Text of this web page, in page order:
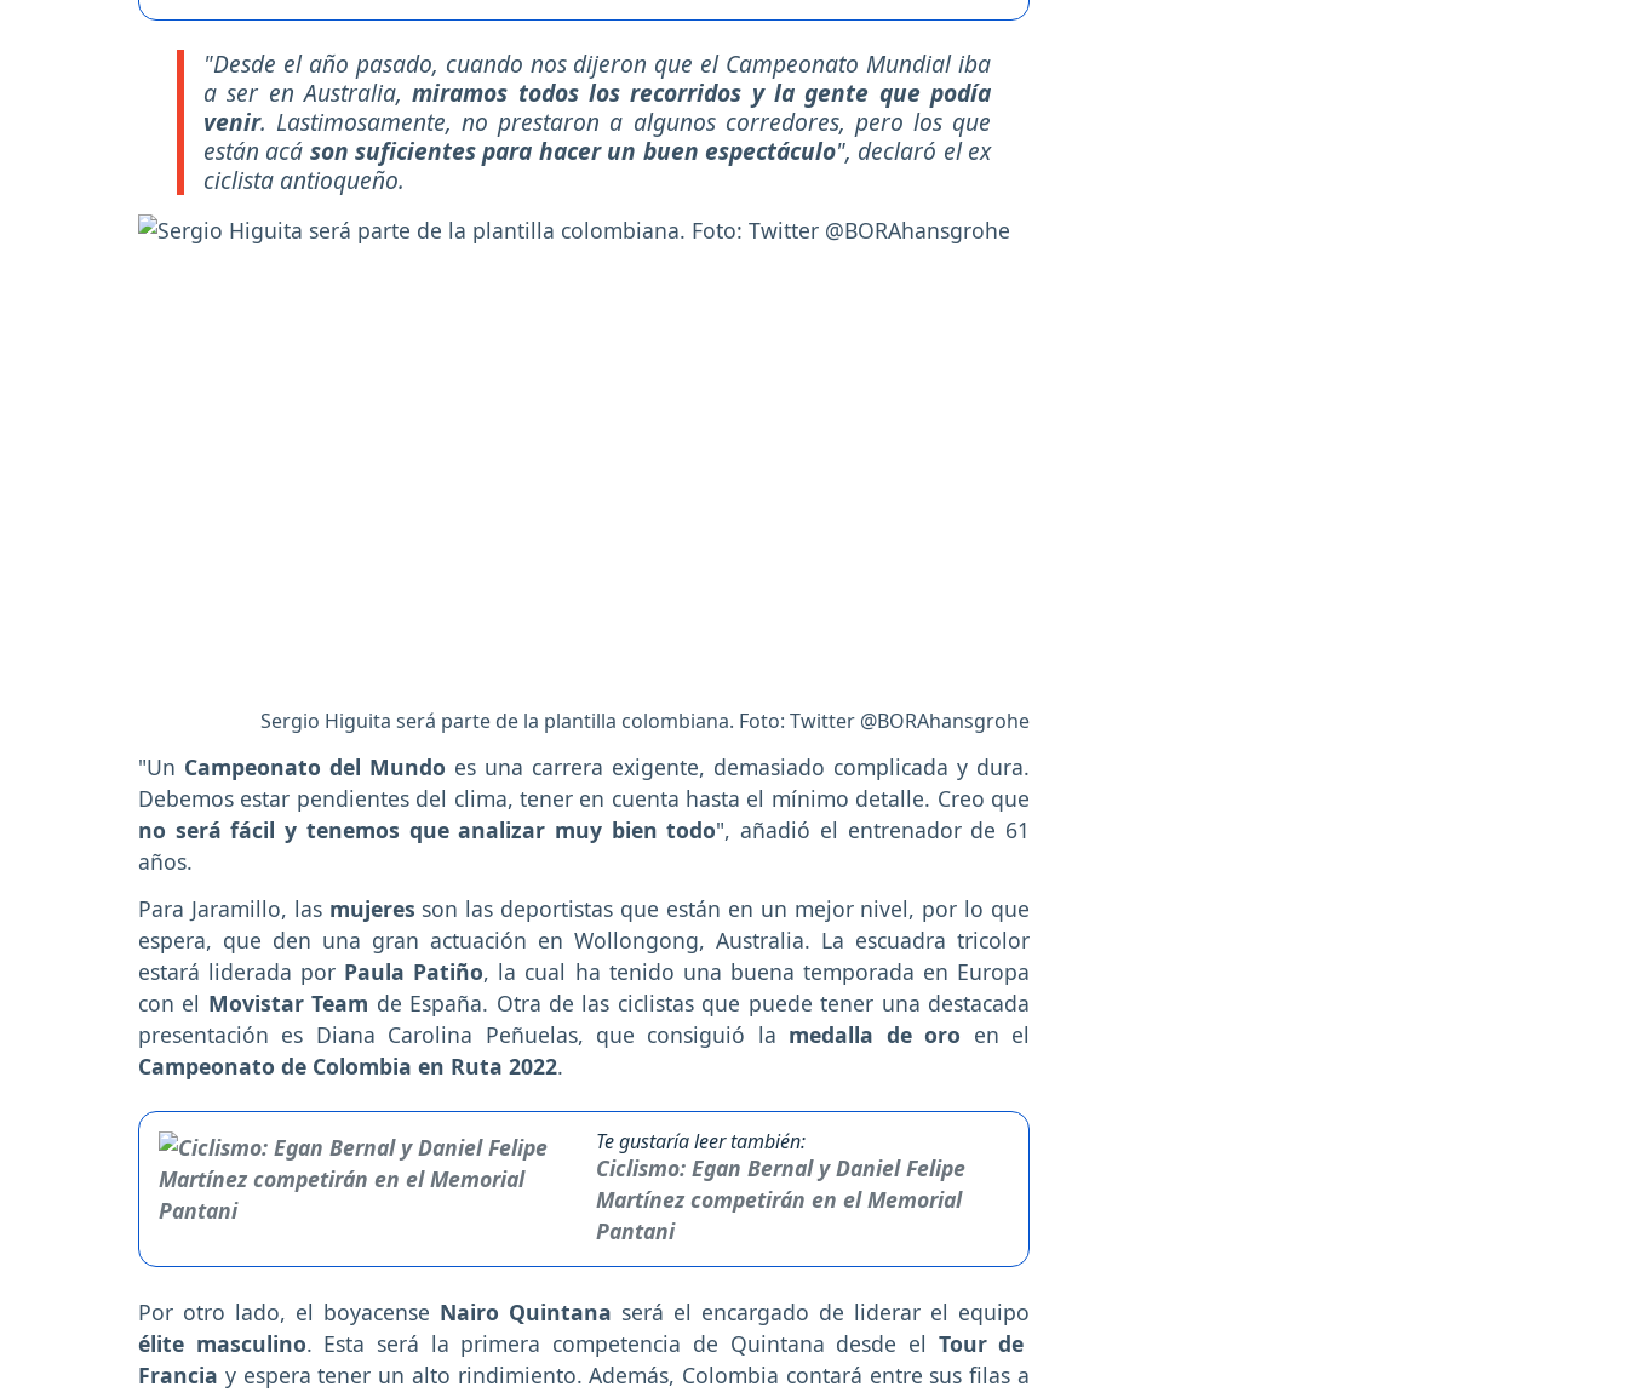
"Desde el año pasado, cuando nos dijeron que el Campeonato Mundial iba
a ser en Australia,miramos todos los recorridos y la gente que podía
venir. Lastimosamente, no prestaron a algunos corredores, pero los que
están acá son suficientes para hacer un buen espectáculo", declaró el ex
ciclista antioqueño.
Sergio Higuita será parte de la plantilla colombiana. Foto: Twitter @BORAhansgrohe
"Un Campeonato del Mundo es una carrera exigente, demasiado complicada y dura.
Debemos estar pendientes del clima, tener en cuenta hasta el mínimo detalle. Creo que
no será fácil y tenemos que analizar muy bien todo", añadió el entrenador de 61
años.
Para Jaramillo, las mujeres son las deportistas que están en un mejor nivel, por lo que
espera, que den una gran actuación en Wollongong, Australia. La escuadra tricolor
estará liderada por Paula Patiño, la cual ha tenido una buena temporada en Europa
con el Movistar Team de España. Otra de las ciclistas que puede tener una destacada
presentación es Diana Carolina Peñuelas, que consiguió la medalla de oro en el
Campeonato de Colombia en Ruta 2022.
Te gustaría leer también:
Ciclismo: Egan Bernal y Daniel Felipe
Martínez competirán en el Memorial
Pantani
Por otro lado, el boyacense Nairo Quintana será el encargado de liderar el equipo
élite masculino. Esta será la primera competencia de Quintana desde el Tour de
Francia y espera tener un alto rindimiento. Además, Colombia contará entre sus filas a